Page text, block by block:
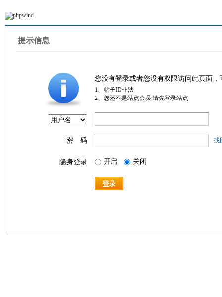
提示信息
您没有登录或者您没有权限访问此页面
1、帖子ID非法
2、您还不是站点会员,请先登录站点
密 码 找
隐身登录 开启 关闭
登录